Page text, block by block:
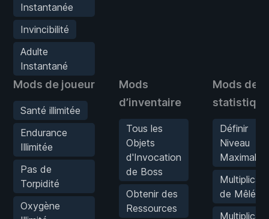
Instantanée
Invincibilité
Adulte
Instantané
Mods de joueur
Santé illimitée
Endurance
Illimitée
Pas de
Torpidité
Oxygène
Mods
d’inventaire
Tous les
Objets
d'Invocation
de Boss
Obtenir des
Ressources
Mods de
Définir
Niveau
Maximal
de Mêlée